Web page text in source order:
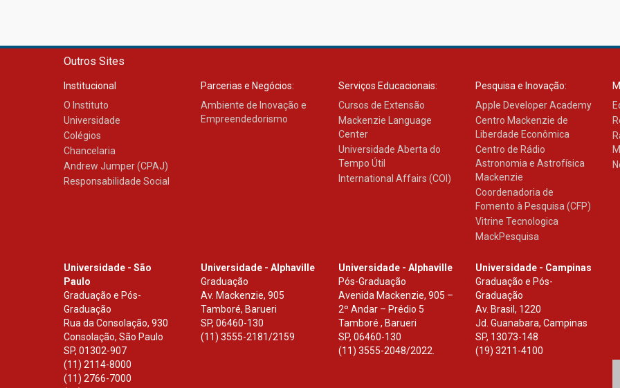
Outros Sites
Institucional
O Instituto
Universidade
Colégios
Chancelaria
Andrew Jumper (CPAJ)
Responsabilidade Social
Parcerias e Negócios:
Ambiente de Inovação e
Empreendedorismo
Serviços Educacionais:
Cursos de Extensão
Mackenzie Language
Center
Universidade Aberta do
Tempo Útil
International Affairs (COI)
Pesquisa e Inovação:
Apple Developer Academy
Centro Mackenzie de
Liberdade Econômica
Centro de Rádio
Astronomia e Astrofísica
Mackenzie
Coordenadoria de
Fomento à Pesquisa (CFP)
Vitrine Tecnologica
MackPesquisa
Universidade - São
Paulo
Graduação e Pós-
Graduação
Rua da Consolação, 930
Consolação, São Paulo
SP, 01302-907
(11) 2114-8000
(11) 2766-7000
Universidade - Alphaville
Graduação
Av. Mackenzie, 905
Tamboré, Barueri
SP,06460-130
(11) 3555-2181/2159
Universidade - Alphaville
Pós-Graduação
Avenida Mackenzie, 905 –
2º Andar – Prédio 5
Tamboré , Barueri
SP, 06460-130
(11) 3555-2048/2022.
Universidade - Campinas
Graduação e Pós-
Graduação
Av. Brasil, 1220
Jd. Guanabara, Campinas
SP, 13073-148
(19) 3211-4100